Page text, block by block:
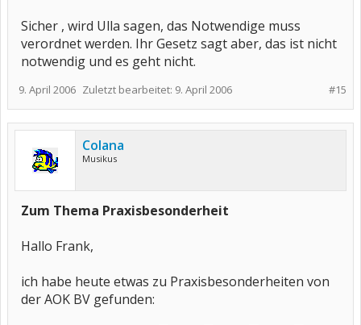
Sicher , wird Ulla sagen, das Notwendige muss
verordnet werden. Ihr Gesetz sagt aber, das ist nicht
notwendig und es geht nicht.
#15
9. April 2006 Zuletzt bearbeitet: 9. April 2006
Colana
Musikus
Zum Thema Praxisbesonderheit
Hallo Frank,
ich habe heute etwas zu Praxisbesonderheiten von
der AOK BV gefunden: